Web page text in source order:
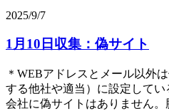
2025/9/7
1月10日収集：偽サイト
＊WEBアドレスとメール以外
する他社や適当）に設定して
会社に偽サイトはありません